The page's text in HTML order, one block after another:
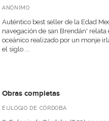
ANÓNIMO
Auténtico best seller de la Edad
navegación de san Brendán' relata
oceánico realizado por un monje
el siglo ...
Obras completas
EULOGIO DE CÓRDOBA